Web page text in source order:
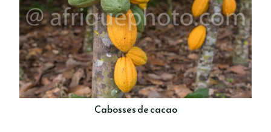
Cabosses de cacao